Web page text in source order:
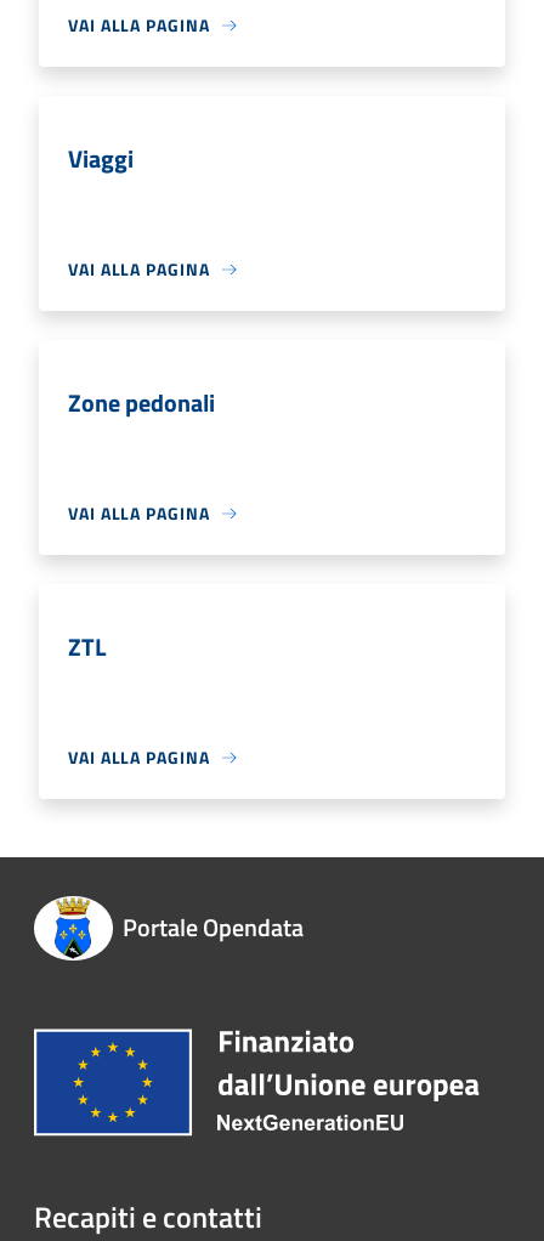
VAI ALLA PAGINA
Viaggi
VAI ALLA PAGINA
Zone pedonali
VAI ALLA PAGINA
ZTL
VAI ALLA PAGINA
Portale Opendata
Recapiti e contatti